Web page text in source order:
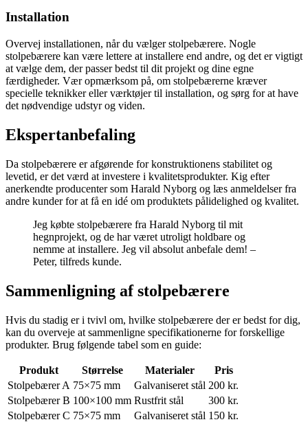
Installation
Overvej installationen, når du vælger stolpebærere. Nogle
stolpebærere kan være lettere at installere end andre, og det er vigtigt
at vælge dem, der passer bedst til dit projekt og dine egne
færdigheder. Vær opmærksom på, om stolpebærerne kræver
specielle teknikker eller værktøjer til installation, og sørg for at have
det nødvendige udstyr og viden.
Ekspertanbefaling
Da stolpebærere er afgørende for konstruktionens stabilitet og
levetid, er det værd at investere i kvalitetsprodukter. Kig efter
anerkendte producenter som Harald Nyborg og læs anmeldelser fra
andre kunder for at få en idé om produktets pålidelighed og kvalitet.
Jeg købte stolpebærere fra Harald Nyborg til mit
hegnprojekt, og de har været utroligt holdbare og
nemme at installere. Jeg vil absolut anbefale dem! –
Peter, tilfreds kunde.
Sammenligning af stolpebærere
Hvis du stadig er i tvivl om, hvilke stolpebærere der er bedst for dig,
kan du overveje at sammenligne specifikationerne for forskellige
produkter. Brug følgende tabel som en guide:
Produkt Størrelse Materialer
Pris
Stolpebærer A 75×75 mm Galvaniseret stål 200 kr.
Stolpebærer B 100×100 mm Rustfrit stål
300 kr.
Stolpebærer C 75×75 mm Galvaniseret stål 150 kr.